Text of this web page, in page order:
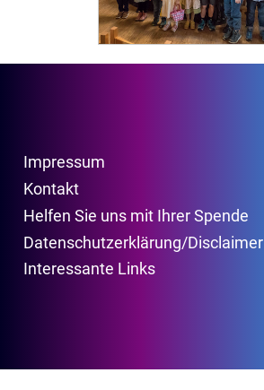
Impressum
Kontakt
Helfen Sie uns mit Ihrer Spende
Datenschutzerklärung/Disclaimer
Interessante Links